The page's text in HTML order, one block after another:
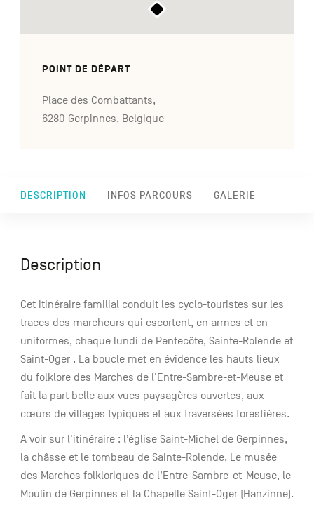
DESCRIPTION INFOS PARCOURS GALERIE
POINT DE DÉPART
Place des Combattants,
6280 Gerpinnes, Belgique
Description
Cet itinéraire familial conduit les cyclo-touristes sur les
traces des marcheurs qui escortent, en armes et en
uniformes, chaque lundi de Pentecôte, Sainte-Rolende et
Saint-Oger . La boucle met en évidence les hauts lieux
du folklore des Marches de l'Entre-Sambre-et-Meuse et
fait la part belle aux vues paysagères ouvertes, aux
cœurs de villages typiques et aux traversées forestières.
A voir sur l'itinéraire : l’église Saint-Michel de Gerpinnes,
la châsse et le tombeau de Sainte-Rolende, Le musée
des Marches folkloriques de l’Entre-Sambre-et-Meuse, le
Moulin de Gerpinnes et la Chapelle Saint-Oger (Hanzinne).